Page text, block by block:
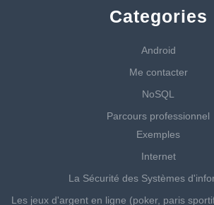
Categories
Android
Me contacter
NoSQL
Parcours professionnel
Exemples
Internet
La Sécurité des Systèmes
Les jeux d'argent en ligne (poker, paris